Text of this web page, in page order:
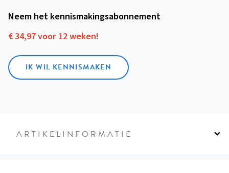
Neem het kennismakings­abonnement
€ 34,97 voor 12 weken!
IK WIL KENNISMAKEN
ARTIKELINFORMATIE